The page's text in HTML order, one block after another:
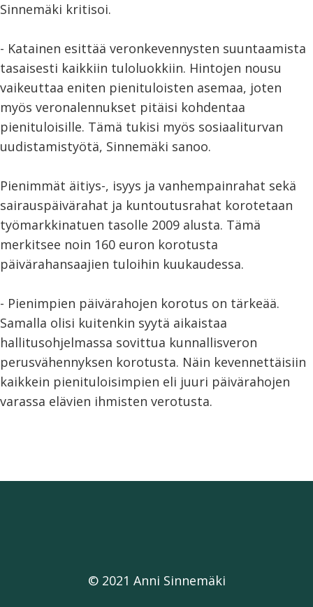
Sinnemäki kritisoi.
- Katainen esittää veronkevennysten suuntaamista
tasaisesti kaikkiin tuloluokkiin. Hintojen nousu
vaikeuttaa eniten pienituloisten asemaa, joten
myös veronalennukset pitäisi kohdentaa
pienituloisille. Tämä tukisi myös sosiaaliturvan
uudistamistyötä, Sinnemäki sanoo.
Pienimmät äitiys-, isyys ja vanhempainrahat sekä
sairauspäivärahat ja kuntoutusrahat korotetaan
työmarkkinatuen tasolle 2009 alusta. Tämä
merkitsee noin 160 euron korotusta
päivärahansaajien tuloihin kuukaudessa.
- Pienimpien päivärahojen korotus on tärkeää.
Samalla olisi kuitenkin syytä aikaistaa
hallitusohjelmassa sovittua kunnallisveron
perusvähennyksen korotusta. Näin kevennettäisiin
kaikkein pienituloisimpien eli juuri päivärahojen
varassa elävien ihmisten verotusta.
© 2021 Anni Sinnemäki